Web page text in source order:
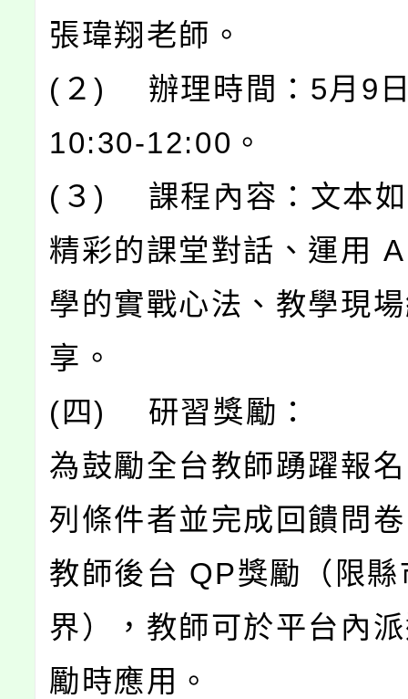
張瑋翔老師。
(２) 辦理時間：5月9
10:30-12:00。
(３) 課程內容：文本如
精彩的課堂對話、運用
學的實戰心法、教學現
享。
(四) 研習獎勵：
為鼓勵全台教師踴躍報
列條件者並完成回饋問
教師後台 QP獎勵（限
界），教師可於平台內
勵時應用。